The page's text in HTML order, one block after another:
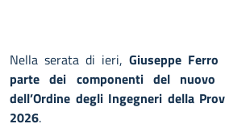
Nella serata di ieri, Giuseppe
parte dei componenti del nuovo
dell’Ordine degli Ingegneri della
2026.